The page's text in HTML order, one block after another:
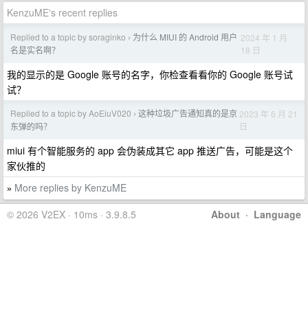
KenzuME's recent replies
Replied to a topic by soraginko › 为什么 MIUI 的 Android 用户
名是实名啊？
2024 年 1 月
18 日
我的显示的是 Google 账号的名字，你检查看看你的 Google 账号试
试？
Replied to a topic by AoEiuV020 › 这种垃圾广告通知真的是京
东弹的吗？
2023 年 6 月 21
日
miui 有个智能服务的 app 会伪装成其它 app 推送广告，可能是这个
家伙推的
» More replies by KenzuME
About · Language
© 2026 V2EX · 10ms · 3.9.8.5